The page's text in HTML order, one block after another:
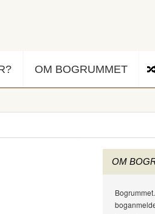
OM BOGRUMMET
OM